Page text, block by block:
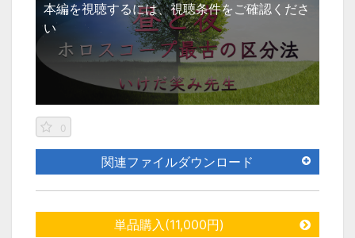
本編を視聴するには、視聴条件をご確認くださ
い
0
関連ファイルダウンロード
単品購入(11,000円)